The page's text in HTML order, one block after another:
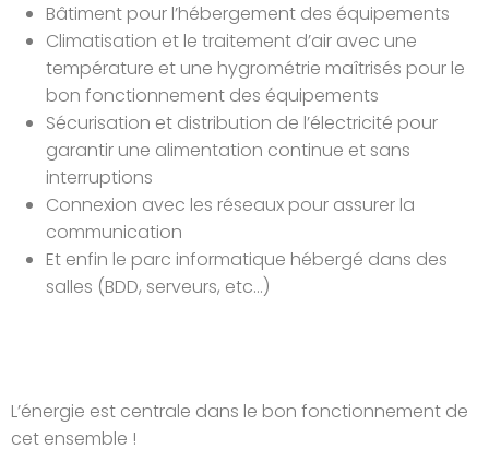
Bâtiment pour l’hébergement des équipements
Climatisation et le traitement d’air avec une
température et une hygrométrie maîtrisés pour le
bon fonctionnement des équipements
Sécurisation et distribution de l’électricité pour
garantir une alimentation continue et sans
interruptions
Connexion avec les réseaux pour assurer la
communication
Et enfin le parc informatique hébergé dans des
salles (BDD, serveurs, etc…)
L’énergie est centrale dans le bon fonctionnement de
cet ensemble !